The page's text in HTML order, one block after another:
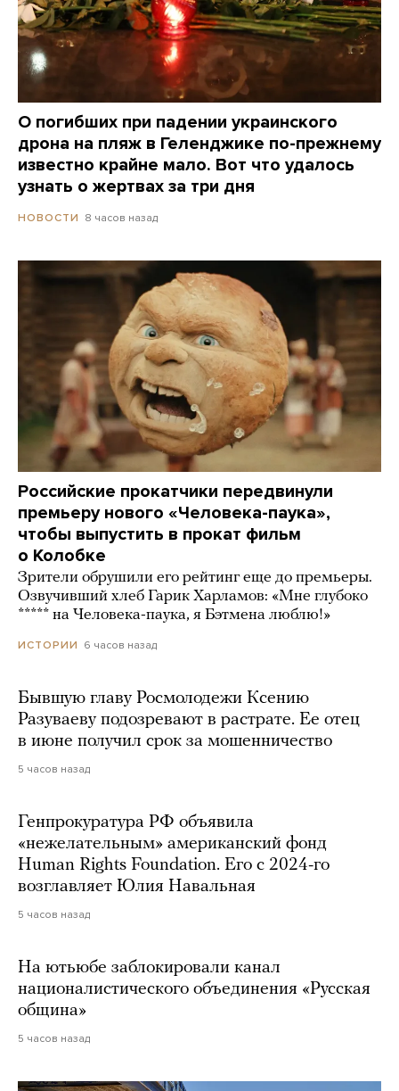
О погибших при падении украинского
дрона на пляж в Геленджике по-прежнему
известно крайне мало. Вот что удалось
узнать о жертвах за три дня
НОВОСТИ 8 часов назад
Российские прокатчики передвинули
премьеру нового «Человека-паука»,
чтобы выпустить в прокат фильм
о Колобке
Зрители обрушили его рейтинг еще до премьеры.
Озвучивший хлеб Гарик Харламов: «Мне глубоко
***** на Человека-паука, я Бэтмена люблю!»
ИСТОРИИ 6 часов назад
Бывшую главу Росмолодежи Ксению
Разуваеву подозревают в растрате. Ее отец
в июне получил срок за мошенничество
5 часов назад
Генпрокуратура РФ объявила
«нежелательным» американский фонд
Human Rights Foundation. Его с 2024-го
возглавляет Юлия Навальная
5 часов назад
На ютьюбе заблокировали канал
националистического объединения «Русская
община»
5 часов назад